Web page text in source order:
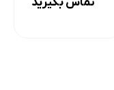
تماس بگیرید